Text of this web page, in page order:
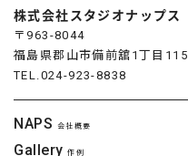
株式会社スタジオナップス
〒963-8044
福島県郡山市備前舘1丁目115
TEL. 024-923-8838
NAPS 会社概要
Gallery 作例